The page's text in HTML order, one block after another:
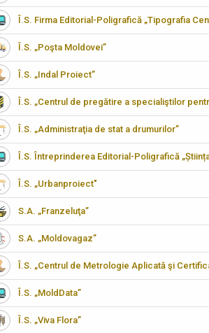
Î.S. Firma Editorial-Poligrafică „Tipografia
Î.S. „Poşta Moldovei”
Î.S. „Indal Proiect”
Î.S. „Centrul de pregătire a specialiştilor
Î.S. „Administraţia de stat a drumurilor”
Î.S. Întreprinderea Editorial-Poligrafică
Î.S. „Urbanproiect"
S.A. „Franzeluţa”
S.A. „Moldovagaz”
Î.S. „Centrul de Metrologie Aplicată şi
Î.S. „MoldData”
Î.S. „Viva Flora”